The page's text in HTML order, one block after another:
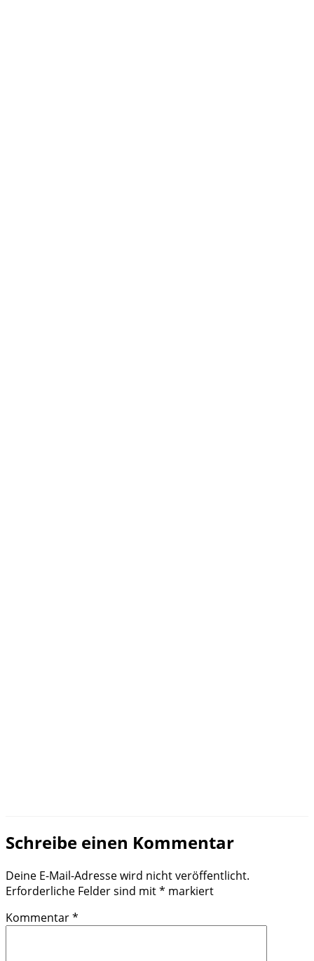
Schreibe einen Kommentar
Deine E-Mail-Adresse wird nicht veröffentlicht.
Erforderliche Felder sind mit* markiert
Kommentar*